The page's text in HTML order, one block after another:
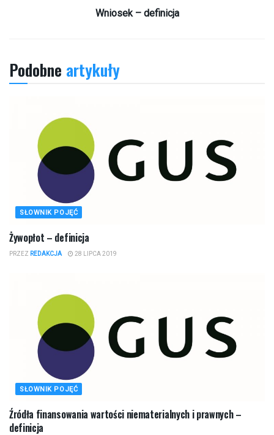
Wniosek – definicja
Podobne artykuły
SŁOWNIK POJĘĆ
Żywopłot – definicja
PRZEZ REDAKCJA 28 LIPCA 2019
SŁOWNIK POJĘĆ
Źródła finansowania wartości niematerialnych i prawnych –
definicja